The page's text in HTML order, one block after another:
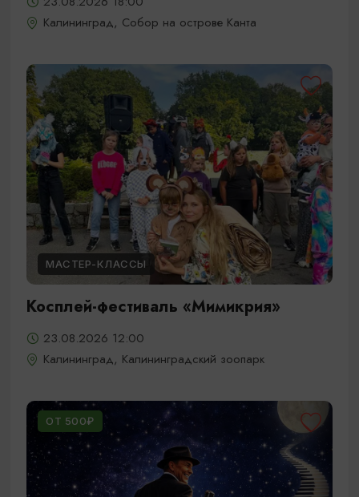
Калининград, Собор на острове Канта
МАСТЕР-КЛАССЫ
Косплей-фестиваль «Мимикрия»
23.08.2026 12:00
Калининград, Калининградский зоопарк
ОТ 500₽